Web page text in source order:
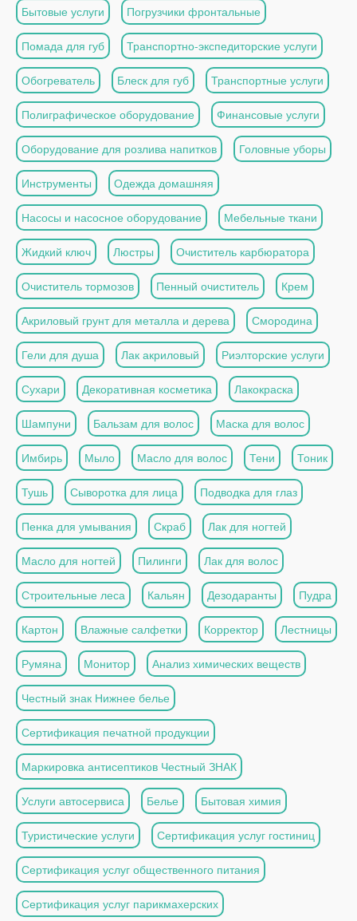
Бытовые услуги Погрузчики фронтальные
Помада для губ Транспортно-экспедиторские услуги
Обогреватель Блеск для губ Транспортные услуги
Полиграфическое оборудование Финансовые услуги
Оборудование для розлива напитков Головные уборы
Инструменты Одежда домашняя
Насосы и насосное оборудование Мебельные ткани
Жидкий ключ Люстры Очиститель карбюратора
Очиститель тормозов Пенный очиститель Крем
Акриловый грунт для металла и дерева Смородина
Гели для душа Лак акриловый Риэлторские услуги
Сухари Декоративная косметика Лакокраска
Шампуни Бальзам для волос Маска для волос
Имбирь Мыло Масло для волос Тени Тоник
Тушь Сыворотка для лица Подводка для глаз
Пенка для умывания Скраб Лак для ногтей
Масло для ногтей Пилинги Лак для волос
Строительные леса Кальян Дезодаранты Пудра
Картон Влажные салфетки Корректор Лестницы
Румяна Монитор Анализ химических веществ
Честный знак Нижнее белье
Сертификация печатной продукции
Маркировка антисептиков Честный ЗНАК
Услуги автосервиса Белье Бытовая химия
Туристические услуги Сертификация услуг гостиниц
Сертификация услуг общественного питания
Сертификация услуг парикмахерских